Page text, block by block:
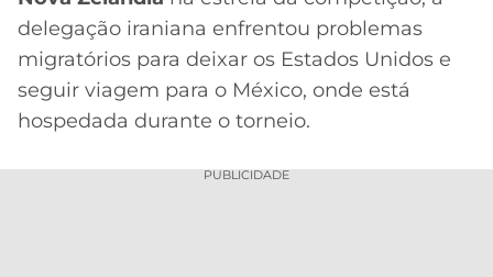
ONLINE
2026
GRÊMIO
ATLÉTICO
MG
LALIGA
delegação iraniana enfrentou problemas
migratórios para deixar os Estados Unidos e
seguir viagem para o México, onde está
hospedada durante o torneio.
PUBLICIDADE